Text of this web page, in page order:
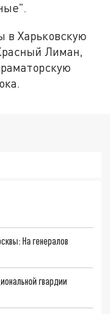
в Харьковскую
Лиман,
На генералов
гвардии